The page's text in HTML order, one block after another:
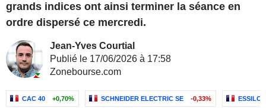
grands indices ont ainsi terminer la séance en
ordre dispersé ce mercredi.
Jean-Yves Courtial
Publié le 17/06/2026 à 17:58
Zonebourse.com
CAC 40 +0,70% SCHNEIDER ELECTRIC SE -0,33%